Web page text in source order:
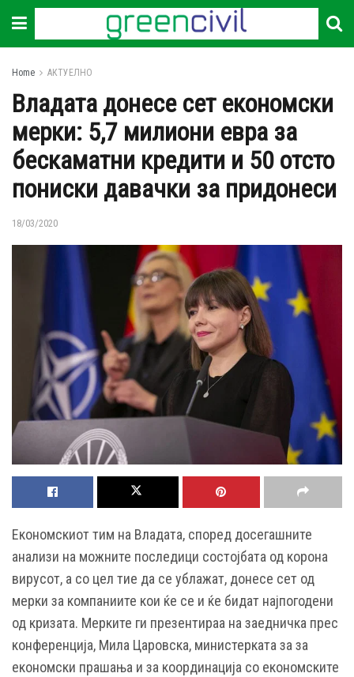
Home АКТУЕЛНО
Владата донесе сет економски
мерки: 5,7 милиони евра за
бескаматни кредити и 50 отсто
пониски давачки за придонеси
18/03/2020
Економскиот тим на Владата, според досегашните
анализи на можните последици состојбата од корона
вирусот, а со цел тие да се ублажат, донесе сет од
мерки за компаниите кои ќе се и ќе бидат најпогодени
од кризата. Мерките ги презентираа на заедничка прес
конференција, Мила Царовска, министерката за за
економски прашања и за координација со економските